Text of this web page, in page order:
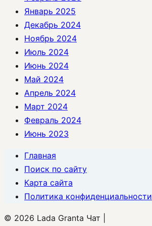
Январь 2025
Декабрь 2024
Ноябрь 2024
Июль 2024
Июнь 2024
Май 2024
Апрель 2024
Март 2024
Февраль 2024
Июнь 2023
Главная
Поиск по сайту
Карта сайта
Политика конфиденциальности
© 2026 Lada Granta Чат |